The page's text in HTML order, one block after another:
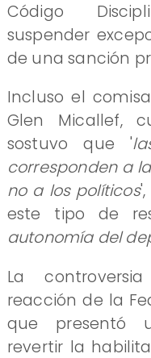
Código
suspender
de una sanción
Incluso el
Glen Micallef,
sostuvo que '
corresponden a
no a los políticos
este tipo de
autonomía del
La
reacción de la
que presentó
revertir la